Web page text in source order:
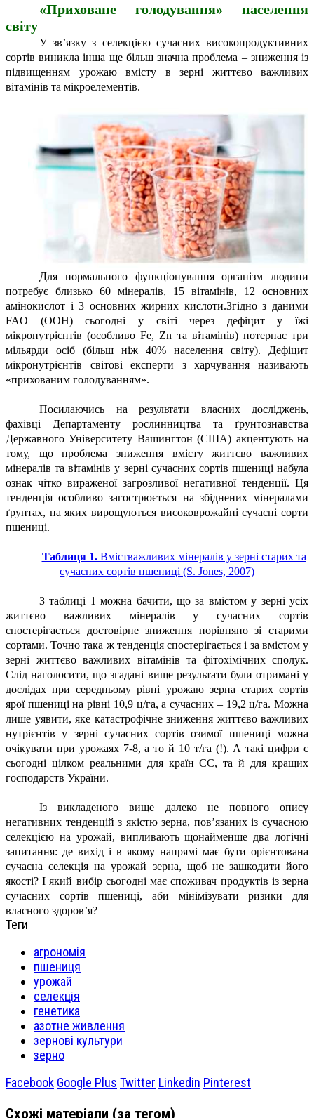
«Приховане голодування» населення
світу
У зв’язку з селекцією сучасних високопродуктивних
сортів виникла інша ще більш значна проблема – зниження із
підвищенням урожаю вмісту в зерні життєво важливих
вітамінів та мікроелементів.
Для нормального функціонування організм людини
потребує близько 60 мінералів, 15 вітамінів, 12 основних
амінокислот і 3 основних жирних кислоти.Згідно з даними
FAO (OOH) сьогодні у світі через дефіцит у їжі
мікронутрієнтів (особливо Fe, Zn та вітамінів) потерпає три
мільярди осіб (більш ніж 40% населення світу). Дефіцит
мікронутрієнтів світові експерти з харчування називають
«прихованим голодуванням».
Посилаючись на результати власних досліджень,
фахівці Департаменту рослинництва та ґрунтознавства
Державного Університету Вашингтон (США) акцентують на
тому, що проблема зниження вмісту життєво важливих
мінералів та вітамінів у зерні сучасних сортів пшениці набула
ознак чітко вираженої загрозливої негативної тенденції. Ця
тенденція особливо загострюється на збіднених мінералами
ґрунтах, на яких вирощуються високоврожайні сучасні сорти
пшениці.
Таблиця 1.Вмістважливих мінералів у зерні старих та
сучасних сортів пшениці (S. Jones, 2007)
З таблиці 1 можна бачити, що за вмістом у зерні усіх
життєво важливих мінералів у сучасних сортів
спостерігається достовірне зниження порівняно зі старими
сортами. Точно така ж тенденція спостерігається і за вмістом у
зерні життєво важливих вітамінів та фітохімічних сполук.
Слід наголосити, що згадані вище результати були отримані у
дослідах при середньому рівні урожаю зерна старих сортів
ярої пшениці на рівні 10,9 ц/га, а сучасних – 19,2 ц/га. Можна
лише уявити, яке катастрофічне зниження життєво важливих
нутрієнтів у зерні сучасних сортів озимої пшениці можна
очікувати при урожаях 7-8, а то й 10 т/га (!). А такі цифри є
сьогодні цілком реальними для країн ЄС, та й для кращих
господарств України.
Із викладеного вище далеко не повного опису
негативних тенденцій з якістю зерна, пов’язаних із сучасною
селекцією на урожай, випливають щонайменше два логічні
запитання: де вихід і в якому напрямі має бути орієнтована
сучасна селекція на урожай зерна, щоб не зашкодити його
якості? І який вибір сьогодні має споживач продуктів із зерна
сучасних сортів пшениці, аби мінімізувати ризики для
власного здоров’я?
Теги
агрономія
пшениця
урожай
селекція
генетика
азотне живлення
зернові культури
зерно
Facebook Google Plus Twitter Linkedin Pinterest
Схожі матеріали (за тегом)